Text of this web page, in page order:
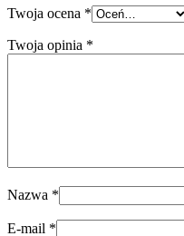
Twoja ocena *
Twoja opinia *
Nazwa *
E-mail *